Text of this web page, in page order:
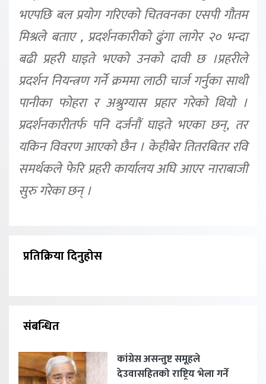
भएपछि बल प्रयोग गरिएको चितवनका एसपी गौतम
मिश्रले बताए , प्रदर्शनकारीको ढुंगा लागेर २० भन्दा
बढी प्रहरी घाइते भएको उनको दावी छ ।प्रहरीले
प्रदर्शन नियन्त्रण गर्ने क्रममा लाठी चार्ज गर्नुका साथी
पानीका फोहरा र अश्रुग्यास प्रहार गरेको थियो ।
प्रदर्शनकारीतर्फ पनि दर्जनौं घाइते भएका छन्, तर
यकिन विवरण आएको छैन । केहीबेर तितरबितर रवि
समर्थकले फेरि प्रहरी कार्यालय अघि आएर नाराबाजी
सुरु गरेका छन् ।
प्रतिक्रिया दिनुहोस
संबन्धित
कांग्रेस असन्तुष्ट समूहले
देउवासहितको राष्ट्रिय भेला गर्ने